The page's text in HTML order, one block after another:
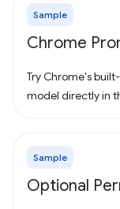
Sample
Chrome
Try Chrome's
model directly in
Sample
Optional